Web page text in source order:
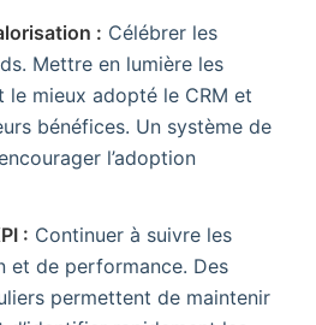
: Célébrer les
Mettre en lumière les
mieux adopté le CRM et
bénéfices. Un système de
l’adoption
: Continuer à suivre les
et de performance. Des
permettent de maintenir